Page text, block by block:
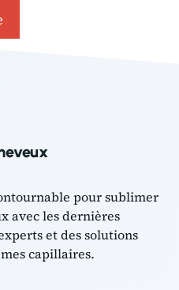
pour sublimer
avec les dernières
et des solutions
capillaires.